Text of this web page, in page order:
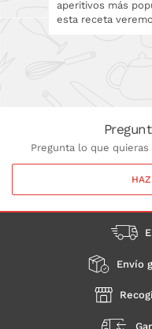
aperitivos más
esta receta
Pregunta lo que
Envío